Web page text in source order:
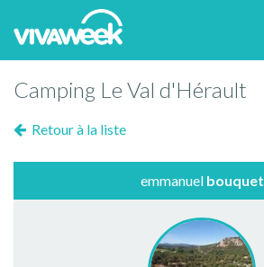
Camping Le Val d'Hérault
Retour à la liste
emmanuel bouquet